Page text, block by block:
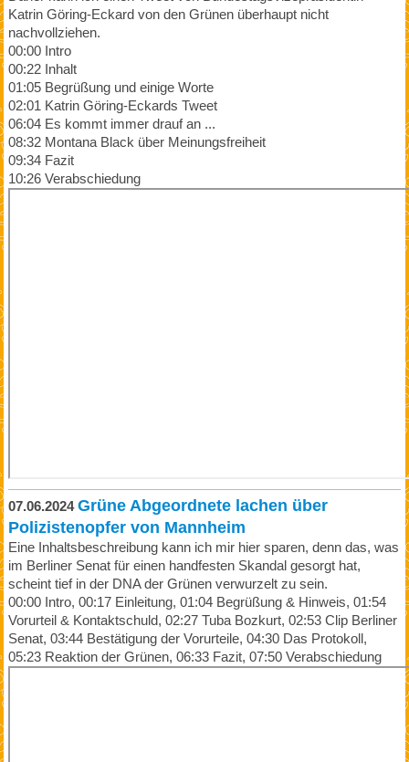
Katrin Göring-Eckard von den Grünen überhaupt nicht
nachvollziehen.
00:00 Intro
00:22 Inhalt
01:05 Begrüßung und einige Worte
02:01 Katrin Göring-Eckards Tweet
06:04 Es kommt immer drauf an ...
08:32 Montana Black über Meinungsfreiheit
09:34 Fazit
10:26 Verabschiedung
07.06.2024Grüne Abgeordnete lachen über
Polizistenopfer von Mannheim
Eine Inhaltsbeschreibung kann ich mir hier sparen, denn das, was
im Berliner Senat für einen handfesten Skandal gesorgt hat,
scheint tief in der DNA der Grünen verwurzelt zu sein.
00:00 Intro, 00:17 Einleitung, 01:04 Begrüßung & Hinweis, 01:54
Vorurteil & Kontaktschuld, 02:27 Tuba Bozkurt, 02:53 Clip Berliner
Senat, 03:44 Bestätigung der Vorurteile, 04:30 Das Protokoll,
05:23 Reaktion der Grünen, 06:33 Fazit, 07:50 Verabschiedung